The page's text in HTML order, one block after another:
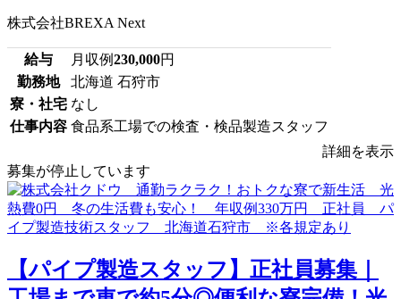
株式会社BREXA Next
給与 月収例230,000円
勤務地
北海道 石狩市
寮・社宅 なし
仕事内容 食品系工場での検査・検品製造スタッフ
詳細を表示
募集が停止しています
【パイプ製造スタッフ】正社員募集｜